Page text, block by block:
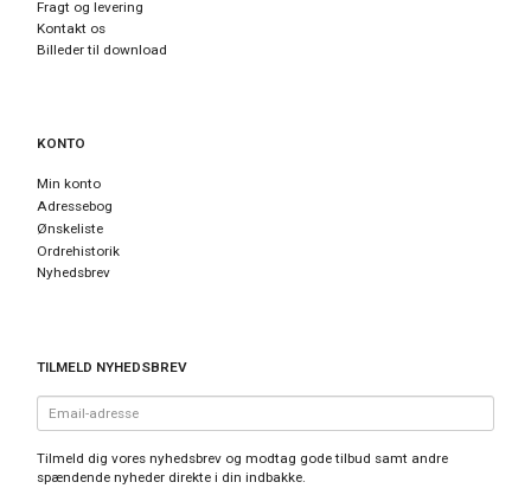
Fragt og levering
Kontakt os
Billeder til download
KONTO
Min konto
Adressebog
Ønskeliste
Ordrehistorik
Nyhedsbrev
TILMELD NYHEDSBREV
adresse
Tilmeld dig vores nyhedsbrev og modtag gode tilbud samt andre
spændende nyheder direkte i din indbakke.